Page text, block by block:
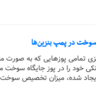
سوخت در پمپ بنزین‌ها
خود را در پوز جایگاه
شده، میزان تخصیص